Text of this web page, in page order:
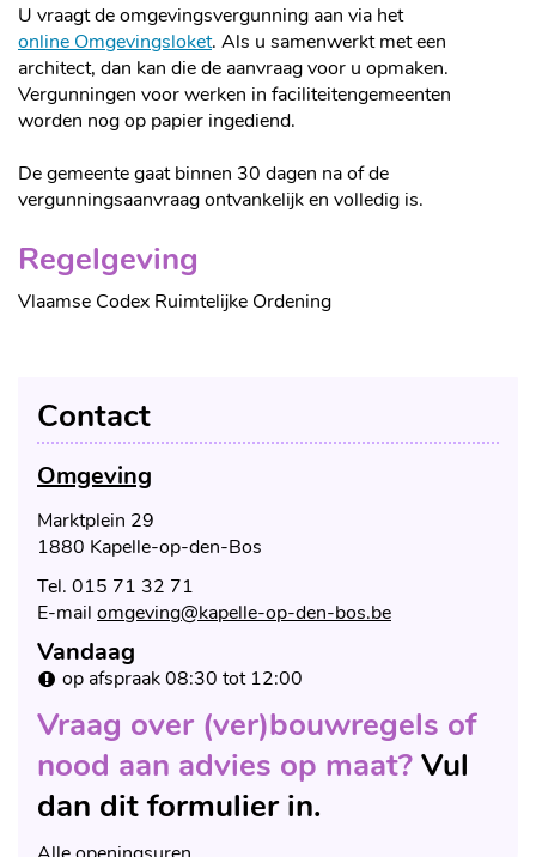
U vraagt de omgevingsvergunning aan via het
online Omgevingsloket. Als u samenwerkt met een
architect, dan kan die de aanvraag voor u opmaken.
Vergunningen voor werken in faciliteitengemeenten
worden nog op papier ingediend.
De gemeente gaat binnen 30 dagen na of de
vergunningsaanvraag ontvankelijk en volledig is.
Regelgeving
Vlaamse Codex Ruimtelijke Ordening
Contact
Omgeving
Adres
Marktplein 29
,1880 Kapelle-op-den-Bos
Tel. 015 71 32 71
E-
mail
omgeving@kapelle-op-den-bos.be
Openingsuren
Vandaag
op afspraak08:30 tot 12:00
Vraag over (ver)bouwregels of
nood aan advies op maat? Vul
dan dit formulier in.